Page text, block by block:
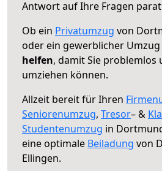
Antwort auf Ihre Fragen
Ob ein Privatumzug von
oder ein gewerblicher Umzug
helfen, damit Sie problemlos
umziehen können.
Allzeit bereit für Ihren
Seniorenumzug, Tresor– &
Studentenumzug in
eine optimale Beiladung von
Ellingen.